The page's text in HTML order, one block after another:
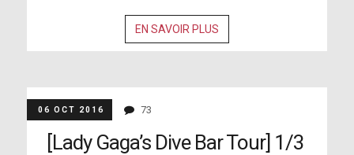
EN SAVOIR PLUS
06 OCT 2016 73
[Lady Gaga’s Dive Bar Tour] 1/3